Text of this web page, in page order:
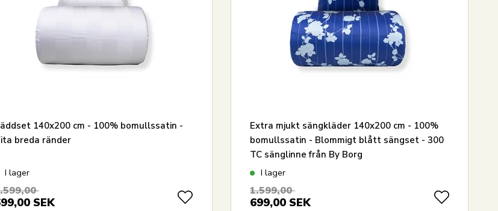
140x200 cm - 100% bomullssatin -
breda ränder
I lager
SEK
Extra mjukt sängkläder 140x200 cm - 100%
bomullssatin - Blommigt blått sängset - 300
TC sänglinne från By Borg
I lager
1.599,00
699,00 SEK